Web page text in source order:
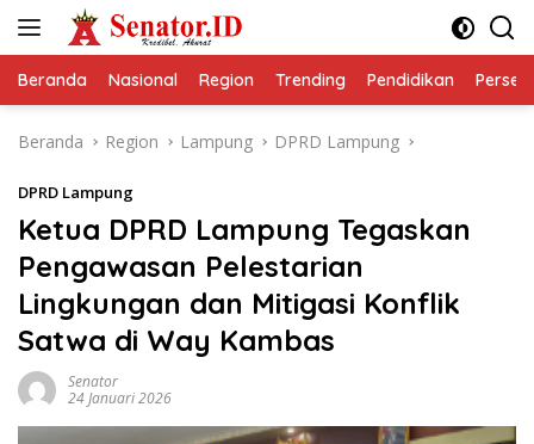
Beranda Nasional Region Trending Pendidikan
Beranda Region Lampung DPRD Lampung
DPRD Lampung
Ketua DPRD Lampung Tegaskan
Pengawasan Pelestarian
Lingkungan dan Mitigasi Konflik
Satwa di Way Kambas
Senator
24 Januari 2026